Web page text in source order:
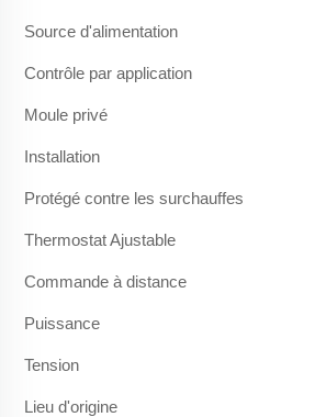
Source d'alimentation
Contrôle par application
Moule privé
Installation
Protégé contre les surchauffes
Thermostat Ajustable
Commande à distance
Puissance
Tension
Lieu d'origine